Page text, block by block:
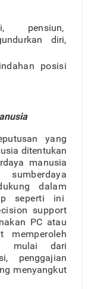
, pensiun,
n diri,
n posisi
nyang
a ditentukan
a manusia
sumberdaya
gdalam
p seperti ini
n support
n PC atau
t memperoleh
mulai dari
penggajian
g menyangkut